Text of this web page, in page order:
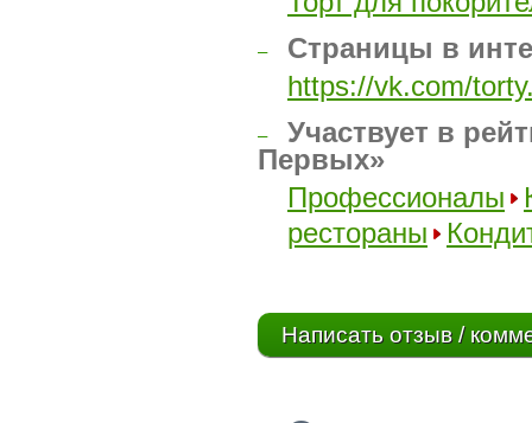
–
Страницы в
https://vk.com/
–
Участвует в
Первых»
Профессионалы
рестораны
Написать отзыв /